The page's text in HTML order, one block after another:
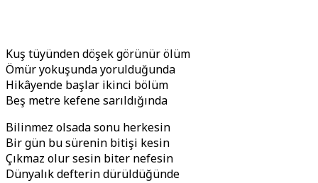
Kuş tüyünden döşek görünür ölüm
Ömür yokuşunda yorulduğunda
Hikâyende başlar ikinci bölüm
Beş metre kefene sarıldığında
Bilinmez olsada sonu herkesin
Bir gün bu sürenin bitişi kesin
Çıkmaz olur sesin biter nefesin
Dünyalık defterin dürüldüğünde